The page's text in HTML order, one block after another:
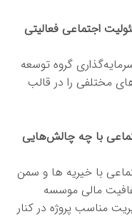
اجتماعی فعالیتی
گروه توسعه
مختلفی را در قالب
با چه چالش‌هایی
با خیریه ها و سمن
مالی موسسه
مناسب پروژه در کنار